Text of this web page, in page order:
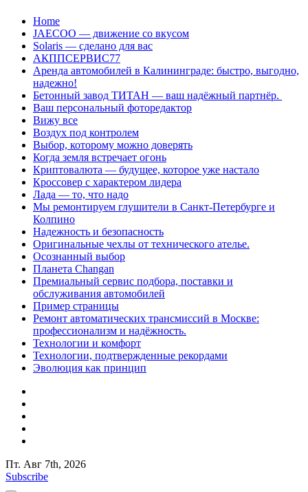
Перейти
содержанию
Home
JAECOO — движение со вкусом
Solaris — сделано для вас
АКППСЕРВИС77
Аренда автомобилей в Калининграде: быстро, выгодно,
надежно!
Бетонный завод ТИТАН — ваш надёжный партнёр.
Ваш персональный фоторедактор
Вижу все
Воздух под контролем
Выбор, которому можно доверять
Когда земля встречает огонь
Криптовалюта — будущее, которое уже настало
Кроссовер с характером лидера
Лада — то, что надо
Мы ремонтируем глушители в Санкт-Петербурге и
Колпино
Надежность и безопасность
Оригинальные чехлы от технического ателье.
Осознанный выбор
Планета Changan
Премиальный сервис подбора, поставки и
обслуживания автомобилей
Пример страницы
Ремонт автоматических трансмиссий в Москве:
профессионализм и надёжность.
Технологии и комфорт
Технологии, подтвержденные рекордами
Эволюция как принцип
Пт. Авг 7th, 2026
Subscribe